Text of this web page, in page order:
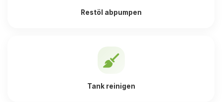
Restöl abpumpen
Tank reinigen